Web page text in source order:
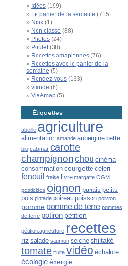
Idées (199)
Le panier de la semaine (715)
Noix (1)
Non classé (88)
Photos (24)
Poulet(38)
Recettes amapiennes (76)
Recettes avec le panier de la
semaine (5)
Rendez-vous (133)
viande (6)
VieAmap (5)
Étiquettes
abeille agriculture
alimentation amande aubergine bette
bio calamar carotte
champignon chou cinéma
consommation courgette céleri
fenouil fraise livre margatte OGM
pesticides oignon panais petits
pois pintade poireau poisson poivron
pomme pomme de terre pommes
de terre potiron pétition
pétition;agriculture recettes
riz salade saumon seiche shiitaké
tomate truite vidéo échalote
écologieénergie